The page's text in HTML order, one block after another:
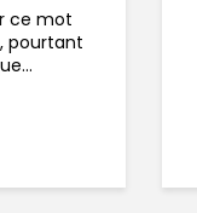
ce mot
pourtant